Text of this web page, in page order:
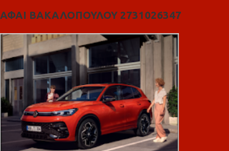
ΑΦΑΙ ΒΑΚΑΛΟΠΟΥΛΟΥ 2731026347